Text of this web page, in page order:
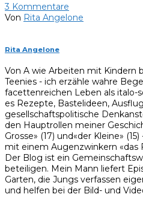
3 Kommentare
Von Rita Angelone
Rita Angelone
Von A wie Arbeiten mit Kindern
Teenies - ich erzähle wahre
facettenreichen Leben als italo-
es Rezepte, Bastelideen,
gesellschaftspolitische
den Hauptrollen meiner
Grosse» (17) und«der Kleine»
mit einem Augenzwinkern «das
Der Blog ist ein
beteiligen. Mein Mann liefert
Garten, die Jungs verfassen
und helfen bei der Bild- und